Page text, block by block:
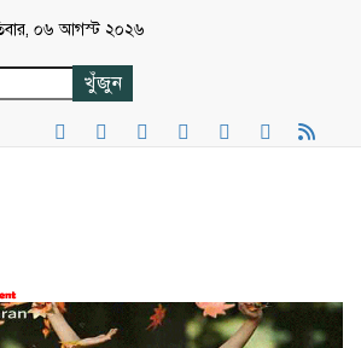
০৬ আগস্ট ২০২৬